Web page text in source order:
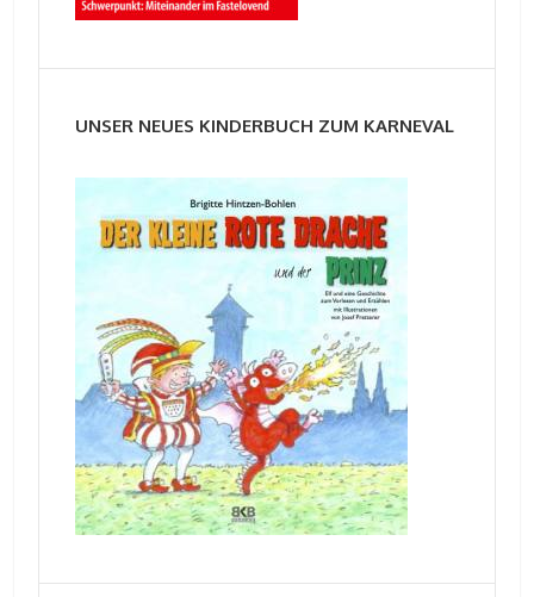
UNSER NEUES KINDERBUCH ZUM KARNEVAL